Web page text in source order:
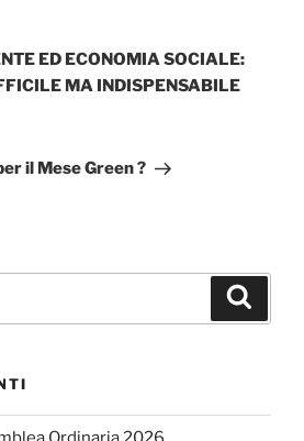
ED ECONOMIA SOCIALE:
MA INDISPENSABILE
il Mese Green ?